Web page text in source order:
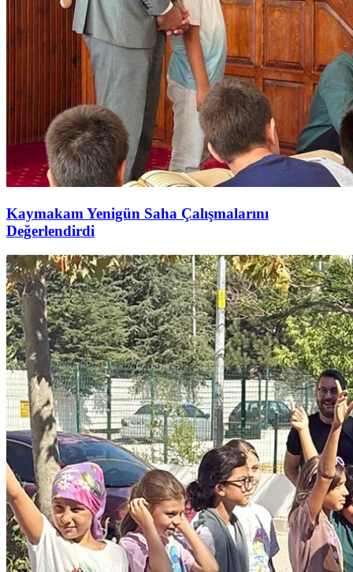
Kaymakam Yenigün Saha Çalışmalarını
Değerlendirdi